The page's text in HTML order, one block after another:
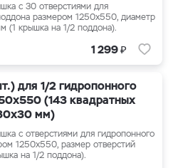
с 30 отверстиями для
размером 1250x550, диаметр
(1 крышка на 1/2 поддона).
1 299₽
для 1/2 гидропонного
(143 квадратных
мм)
с отверстиями для гидропонного
1250x550, размер отверстий
на 1/2 поддона).